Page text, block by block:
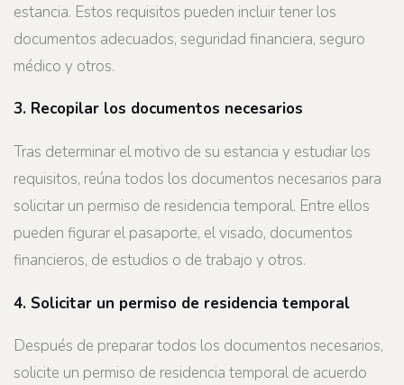
estancia. Estos requisitos pueden incluir tener los
documentos adecuados, seguridad financiera, seguro
médico y otros.
3. Recopilar los documentos necesarios
Tras determinar el motivo de su estancia y estudiar los
requisitos, reúna todos los documentos necesarios para
solicitar un permiso de residencia temporal. Entre ellos
pueden figurar el pasaporte, el visado, documentos
financieros, de estudios o de trabajo y otros.
4. Solicitar un permiso de residencia temporal
Después de preparar todos los documentos necesarios,
solicite un permiso de residencia temporal de acuerdo